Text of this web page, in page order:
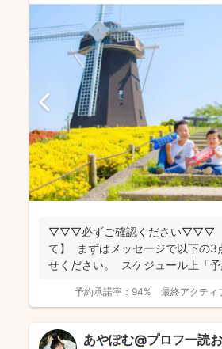
▽▽▽必ずご確認ください▽▽▽
て】 まずはメッセージで以下の3
せください。 スケジュール上「
予約承諾率： 94% 最終アクティ
あやぽむ@プロフ一読